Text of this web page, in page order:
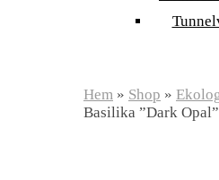
Hem » Shop »
Basilika ”Dark